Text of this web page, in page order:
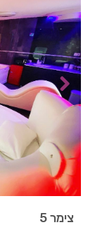
צימר 5